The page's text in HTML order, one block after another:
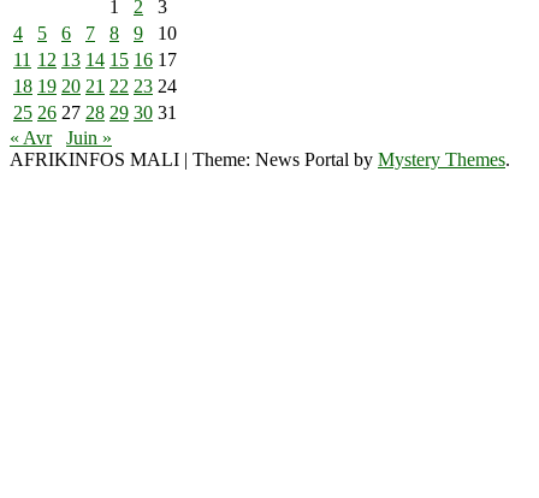
1
2
3
4
5 6 7 8 9
10
11 12 13 14 15 16 17
18 19 20 21 22 23 24
25 26 27 28 29 30 31
« Avr
Juin »
AFRIKINFOS MALI | Theme: News Portal by Mystery Themes.